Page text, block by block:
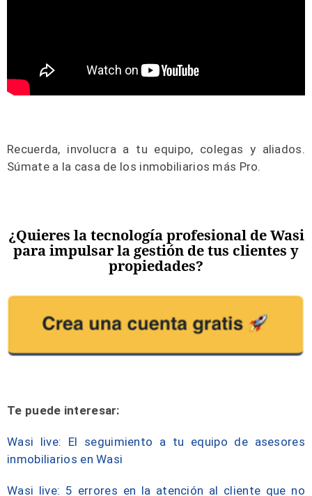
Recuerda, involucra a tu equipo, colegas y aliados.
Súmate a la casa de los inmobiliarios más Pro.
¿Quieres la tecnología profesional de Wasi
para impulsar la gestión de tus clientes y
propiedades?
Te puede interesar:
Wasi live: El seguimiento a tu equipo de asesores
inmobiliarios en Wasi
Wasi live: 5 errores en la atención al cliente que no